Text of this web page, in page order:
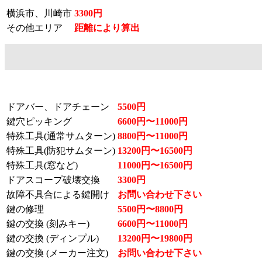
横浜市、川崎市 3300円
その他エリア
距離により算出
ドアバー、ドアチェーン
5500円
鍵穴ピッキング
6600円〜11000円
特殊工具(通常サムターン) 8800円〜11000円
特殊工具(防犯サムターン) 13200円〜16500円
特殊工具(窓など)
11000円〜16500円
ドアスコープ破壊交換
3300円
故障不具合による鍵開け
お問い合わせ下さい
鍵の修理
5500円〜8800円
鍵の交換 (刻みキー)
6600円〜11000円
鍵の交換 (ディンプル)
13200円〜19800円
鍵の交換 (メーカー注文)
お問い合わせ下さい